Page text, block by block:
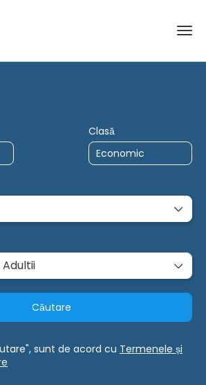
Clasă
Adultii
Căutare
sunt de acord cu Termenele și